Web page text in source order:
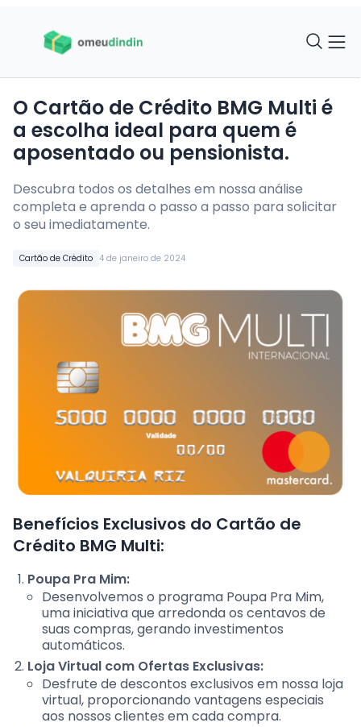
Cartão de Crédito 4 de janeiro de 2024
O Cartão de Crédito BMG Multi é
a escolha ideal para quem é
aposentado ou pensionista.
Descubra todos os detalhes em nossa análise
completa e aprenda o passo a passo para solicitar
o seu imediatamente.
Benefícios Exclusivos do Cartão de
Crédito BMG Multi:
Poupa Pra Mim:
Desenvolvemos o programa Poupa Pra Mim,
uma iniciativa que arredonda os centavos de
suas compras, gerando investimentos
automáticos.
Loja Virtual com Ofertas Exclusivas:
Desfrute de descontos exclusivos em nossa loja
virtual, proporcionando vantagens especiais
aos nossos clientes em cada compra.